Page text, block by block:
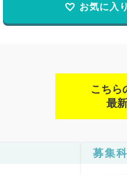
お気に入り
こちら
最
募集科